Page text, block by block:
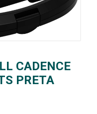
CADENCE
PRETA